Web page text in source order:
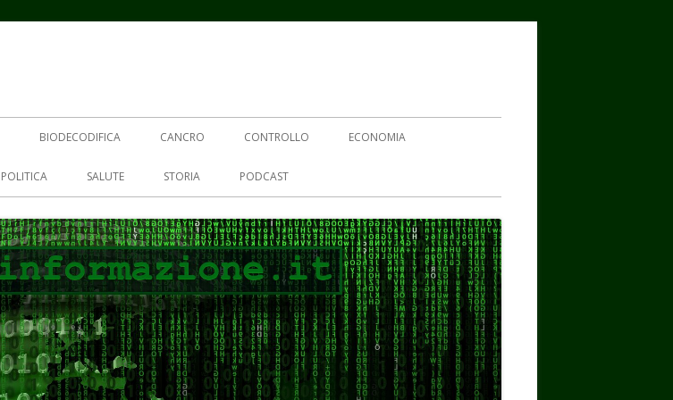
BIODECODIFICA CANCRO CONTROLLO ECONOMIA
POLITICA SALUTE STORIA PODCAST